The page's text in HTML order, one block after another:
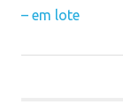
MV_DATAFIN
Navegação
Post:
– em lote